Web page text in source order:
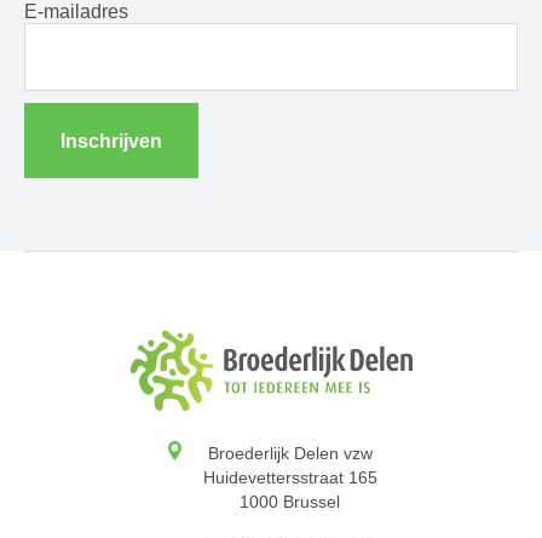
E-mailadres
Inschrijven
Broederlijk Delen vzw
Huidevettersstraat 165
1000 Brussel